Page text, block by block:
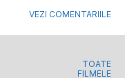
VEZI COMENTARIILE
TOATE
FILMELE